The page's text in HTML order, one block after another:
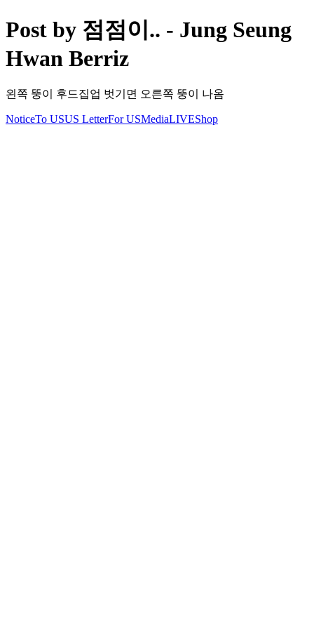
Post by 점점이.. - Jung Seung
Hwan Berriz
왼쪽 뚱이 후드집업 벗기면 오른쪽 뚱이 나옴
NoticeTo USUS LetterFor USMediaLIVEShop